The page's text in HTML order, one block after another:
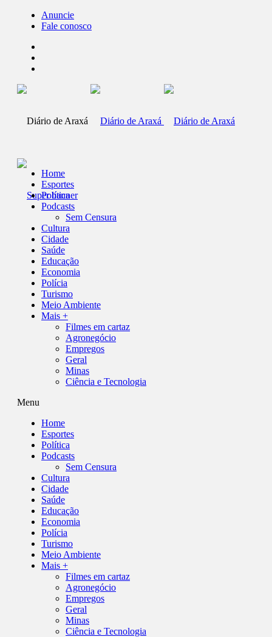
Anuncie
Fale conosco
Home
Esportes
Política
Podcasts
Sem Censura
Cultura
Cidade
Saúde
Educação
Economia
Polícia
Turismo
Meio Ambiente
Mais +
Filmes em cartaz
Agronegócio
Empregos
Geral
Minas
Ciência e Tecnologia
Menu
Home
Esportes
Política
Podcasts
Sem Censura
Cultura
Cidade
Saúde
Educação
Economia
Polícia
Turismo
Meio Ambiente
Mais +
Filmes em cartaz
Agronegócio
Empregos
Geral
Minas
Ciência e Tecnologia